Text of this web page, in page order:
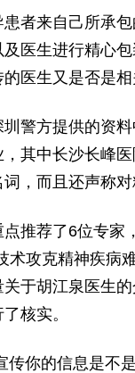
患者来自己所承
及医生进行精心
的医生又是否是
圳警方提供的资
，其中长沙长峰
，而且还声称
点推荐了6位专家
术攻克精神疾病
于胡江泉医生
核实。
传你的信息是不